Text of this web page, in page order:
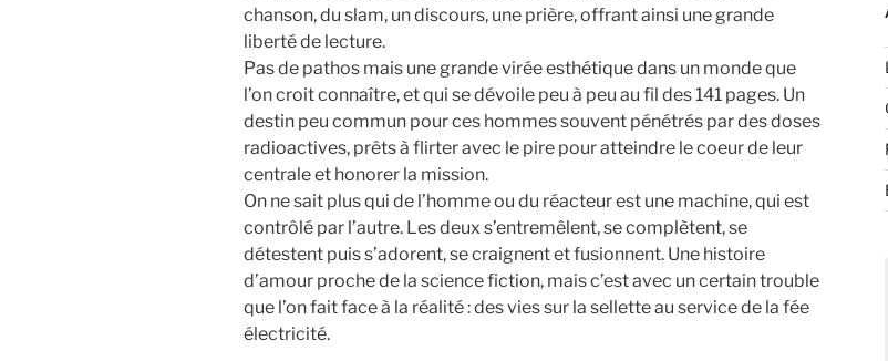
chanson, du slam, un discours, une prière, offrant ainsi une grande
liberté de lecture.
Pas de pathos mais une grande virée esthétique dans un monde que
l’on croit connaître, et qui se dévoile peu à peu au fil des 141 pages. Un
destin peu commun pour ces hommes souvent pénétrés par des doses
radioactives, prêts à flirter avec le pire pour atteindre le coeur de leur
centrale et honorer la mission.
On ne sait plus qui de l’homme ou du réacteur est une machine, qui est
contrôlé par l’autre. Les deux s’entremêlent, se complètent, se
détestent puis s’adorent, se craignent et fusionnent. Une histoire
d’amour proche de la science fiction, mais c’est avec un certain trouble
que l’on fait face à la réalité : des vies sur la sellette au service de la fée
électricité.